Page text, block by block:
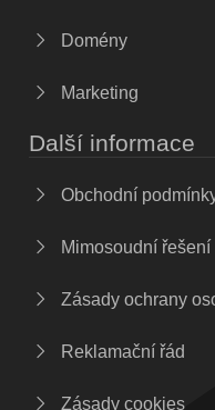
Domény
Marketing
Další informace
Obchodní
Mimosoudní řešení
Zásady ochrany
Reklamační řád
Zásady cookies